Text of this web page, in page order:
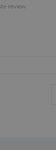
review